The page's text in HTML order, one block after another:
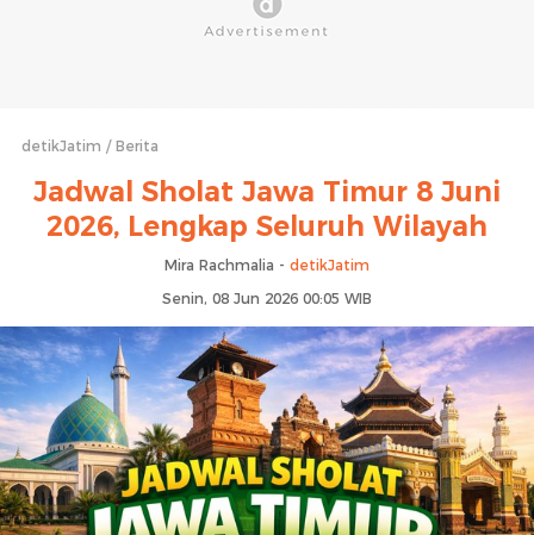
detikJatim Berita
Jadwal Sholat Jawa Timur 8 Juni
2026, Lengkap Seluruh Wilayah
Mira Rachmalia - detikJatim
Senin, 08 Jun 2026 00:05 WIB